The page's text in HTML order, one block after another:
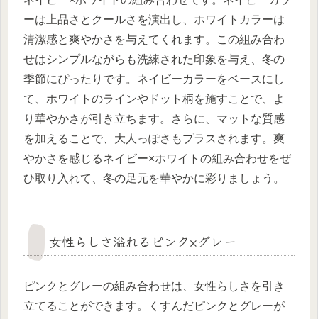
ーは上品さとクールさを演出し、ホワイトカラーは
清潔感と爽やかさを与えてくれます。この組み合わ
せはシンプルながらも洗練された印象を与え、冬の
季節にぴったりです。ネイビーカラーをベースにし
て、ホワイトのラインやドット柄を施すことで、よ
り華やかさが引き立ちます。さらに、マットな質感
を加えることで、大人っぽさもプラスされます。爽
やかさを感じるネイビー×ホワイトの組み合わせをぜ
ひ取り入れて、冬の足元を華やかに彩りましょう。
女性らしさ溢れるピンク×グレー
ピンクとグレーの組み合わせは、女性らしさを引き
立てることができます。くすんだピンクとグレーが